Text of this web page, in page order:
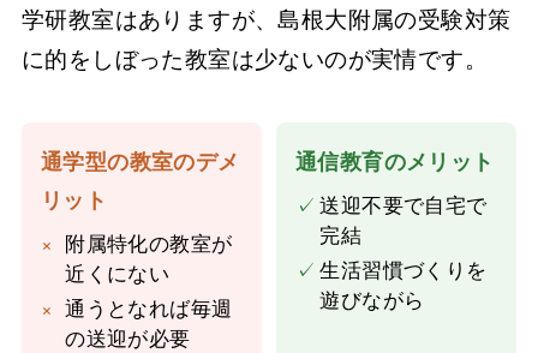
学研教室はありますが、島根大附属の受験対策
に的をしぼった教室は少ないのが実情です。
通学型の教室のデメ
リット
× 附属特化の教室が
近くにない
× 通うとなれば毎週
の送迎が必要
通信教育のメリット
✓ 送迎不要で自宅で
完結
✓ 生活習慣づくりを
遊びながら